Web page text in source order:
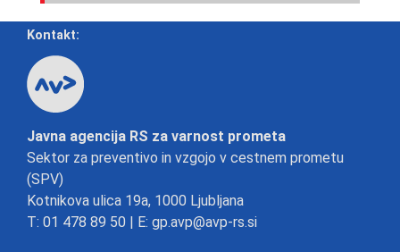
Kontakt:
Javna agencija RS za varnost prometa
Sektor za preventivo in vzgojo v cestnem prometu
(SPV)
Kotnikova ulica 19a, 1000 Ljubljana
T: 01 478 89 50 | E: gp.avp@avp-rs.si